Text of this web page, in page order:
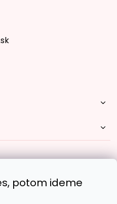
potom ideme